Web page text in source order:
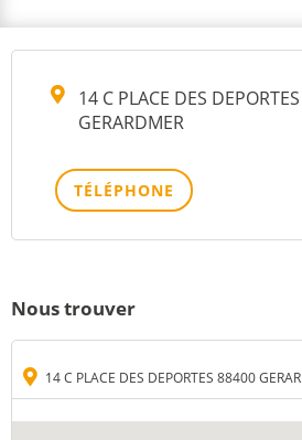
14 C PLACE DES
GERARDMER
TÉLÉPHONE
Nous trouver
14 C PLACE DES DEPORTES 88400